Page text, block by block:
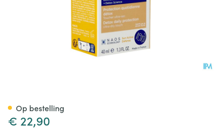
€ 22,90
Op bestelling